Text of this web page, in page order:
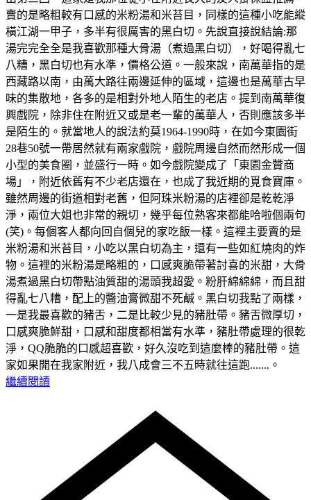
賣的是略粗較有口感的米粉湯和米苔目，同樣的這種小吃能縱
橫江湖一甲子，多半有很厲害的黑白切。先說直接說結論:那
湯完完全全是我喜歡那種大骨湯（煮過黑白切），好喝得亂七
八糟，黑白切也有水準，價格公道。一般來說，南萬華指的是
西藏路以南，由萬大路往兩邊延伸的區域，這邊也是萬華古早
味的集散地，各多的是相對外地人陌生的老店。提到南萬華復
興戲院，除非住在附近又或是老一輩的萬華人，否則應該多半
是陌生的。就當地人的說法約莫1964-1990時，在如今東園街
28巷50號一帶居然就有兩家戲院，戲院周邊自然而然形成一個
小型的美食圈，並盛行一時。如今戲院變成了「東園金贊商
場」，附近依舊有不少老店還在，也成了我近期的覓食寶庫。
雖然周邊的街道相對老舊，但阿珠米粉湯的店裡卻是乾乾淨
淨，兩位大姐也非常的親切，幾乎每位熟客來都能哈啦個兩句
(笑)。每個客人都向回自個兒的家吃飯一樣。這裡主要賣的是
米粉湯和米苔目，小吃以黑白切為主，還有一些如紅燒肉的炸
物。這裡的米粉湯是略粗的，口感爽脆帶著討喜的米甜，大骨
湯煮過黑白切帶點油質甜的湯頭我超愛。粉肝綿綿綿，而且甜
得亂七八糟，配上的醬油膏微甜不死鹹。黑白切我點了兩樣，
一是我最喜歡的豬舌，二是比較少見的豬肚帶。豬舌微厚切，
口感爽脆鮮甜，口感和甜度都相當有水準，豬肚帶處理的很乾
淨，QQ脆脆的口感超喜歡，好久沒吃到這麼棒的豬肚帶。這
家如果開在我家附近，我八成會三不五時就往這跑.......。
繼續閱讀